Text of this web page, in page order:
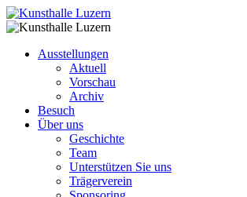
Ausstellungen
Aktuell
Vorschau
Archiv
Besuch
Über uns
Geschichte
Team
Unterstützen Sie uns
Trägerverein